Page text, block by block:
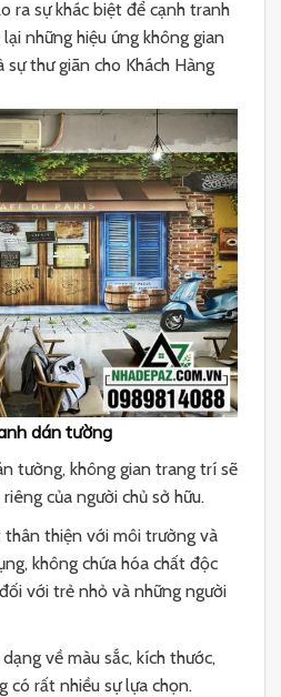
ra sự khác biệt để cạnh tranh
những hiệu ứng không gian
thư giãn cho Khách Hàng
dán tường
tường, không gian trang trí sẽ
của người chủ sở hữu.
thiện với môi trường và
không chứa hóa chất độc
với trẻ nhỏ và những người
về màu sắc, kích thước,
có rất nhiều sự lựa chọn.